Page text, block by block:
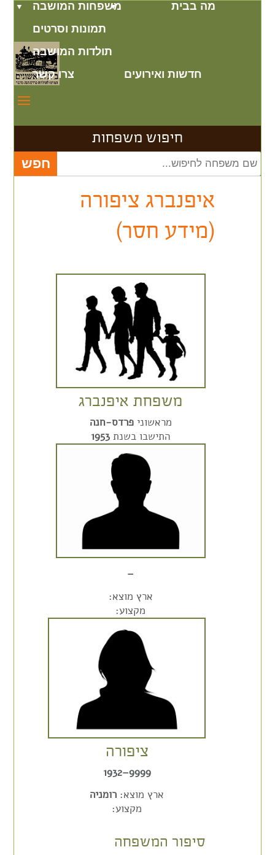
מה בבית
משפחות המושבה
תמונות וסרטים
תולדות המושבה
חדשות ואירועים
צרו קשר
חיפוש משפחות
איפנברג ציפורה
(מידע חסר)
משפחת איפנברג
מראשוניפרדס-חנה
התישבו בשנת 1953
–
ארץ מוצא:
מקצוע:
ציפורה
9999–1932
ארץ מוצא: רומניה
מקצוע:
סיפור המשפחה